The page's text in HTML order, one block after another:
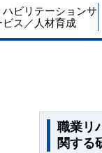
ハビリテーションサ
ビス／人材育成
職業リ
関する